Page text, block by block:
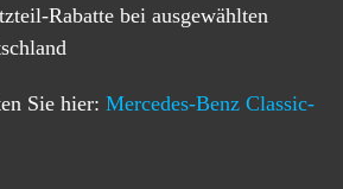
Rabatte bei ausgewählten
Sie hier: Mercedes-Benz Classic-